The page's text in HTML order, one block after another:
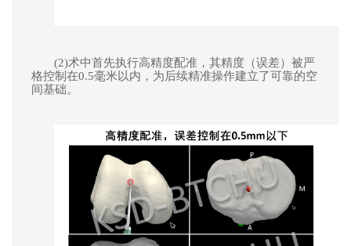
(2)术中首先执行高精度配准，其精度（误差）被严
格控制在0.5毫米以内，为后续精准操作建立了可靠的空
间基础。